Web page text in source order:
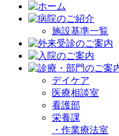
施設基準一覧
デイケア
医療相談室
看護部
栄養課
・ 作業療法室